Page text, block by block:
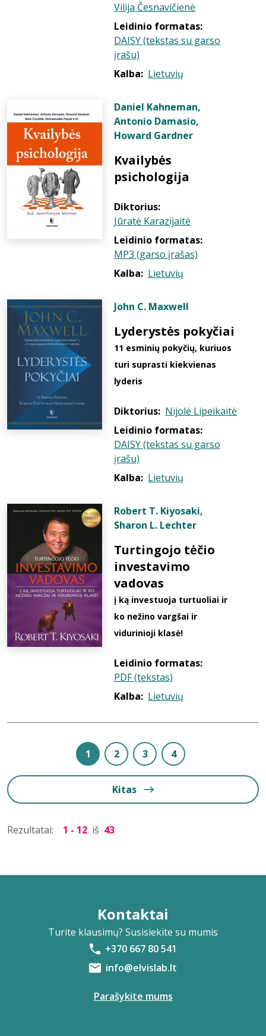
Vilija Česnavičienė
Leidinio formatas:
DAISY (tekstas su garso
įrašu)
Kalba: Lietuvių
Daniel Kahneman,
Antonio Damasio,
Howard Gardner
Kvailybės
psichologija
Diktorius:
Jūratė Karazijaitė
Leidinio formatas:
MP3 (garso įrašas)
Kalba: Lietuvių
John C. Maxwell
Lyderystės pokyčiai
11 esminių pokyčių, kuriuos
turi suprasti kiekvienas
lyderis
Diktorius: Nijolė Lipeikaitė
Leidinio formatas:
DAISY (tekstas su garso
įrašu)
Kalba: Lietuvių
Robert T. Kiyosaki,
Sharon L. Lechter
Turtingojo tėčio
investavimo
vadovas
į ką investuoja turtuoliai ir
ko nežino vargšai ir
vidurinioji klasė!
Leidinio formatas:
PDF (tekstas)
Kalba: Lietuvių
1 2 3 4
Kitas
Rezultatai: 1 - 12 iš 43
Kontaktai
Turite klausimų? Susisiekite su mumis
+370 667 80 541
info@elvislab.lt
Parašykite mums